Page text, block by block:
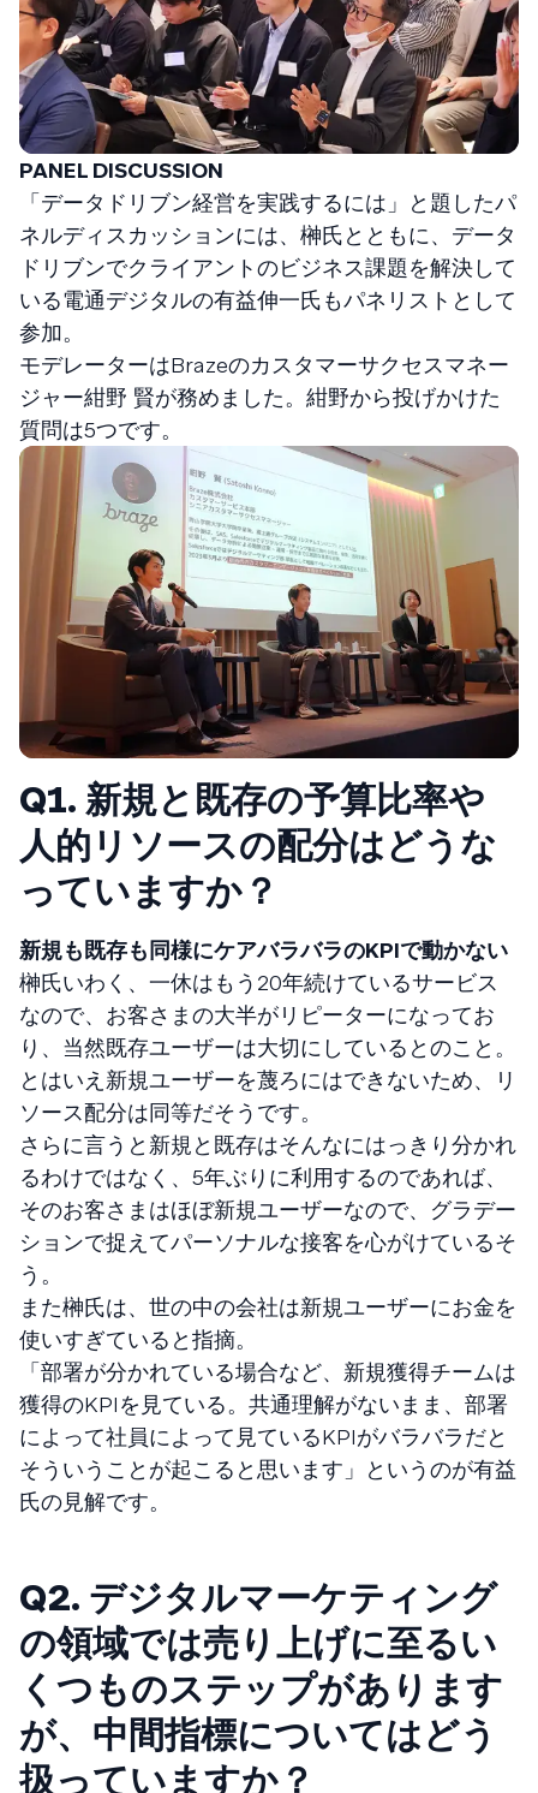
PANEL DISCUSSION
「データドリブン経営を実践するには」と題したパ
ネルディスカッションには、榊氏とともに、データ
ドリブンでクライアントのビジネス課題を解決して
いる電通デジタルの有益伸一氏もパネリストとして
参加。
モデレーターはBrazeのカスタマーサクセスマネー
ジャー紺野 賢が務めました。紺野から投げかけた
質問は5つです。
Q1. 新規と既存の予算比率や
人的リソースの配分はどうな
っていますか？
新規も既存も同様にケアバラバラのKPIで動かない
榊氏いわく、一休はもう20年続けているサービス
なので、お客さまの大半がリピーターになってお
り、当然既存ユーザーは大切にしているとのこと。
とはいえ新規ユーザーを蔑ろにはできないため、リ
ソース配分は同等だそうです。
さらに言うと新規と既存はそんなにはっきり分かれ
るわけではなく、5年ぶりに利用するのであれば、
そのお客さまはほぼ新規ユーザーなので、グラデー
ションで捉えてパーソナルな接客を心がけているそ
う。
また榊氏は、世の中の会社は新規ユーザーにお金を
使いすぎていると指摘。
「部署が分かれている場合など、新規獲得チームは
獲得のKPIを見ている。共通理解がないまま、部署
によって社員によって見ているKPIがバラバラだと
そういうことが起こると思います」というのが有益
氏の見解です。
Q2. デジタルマーケティング
の領域では売り上げに至るい
くつものステップがあります
が、中間指標についてはどう
扱っていますか？